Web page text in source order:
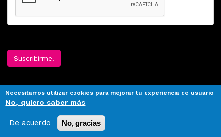
Suscribirme!
Necesitamos utilizar cookies para mejorar tu experiencia de usuario
No, quiero saber más
De acuerdo No, gracias